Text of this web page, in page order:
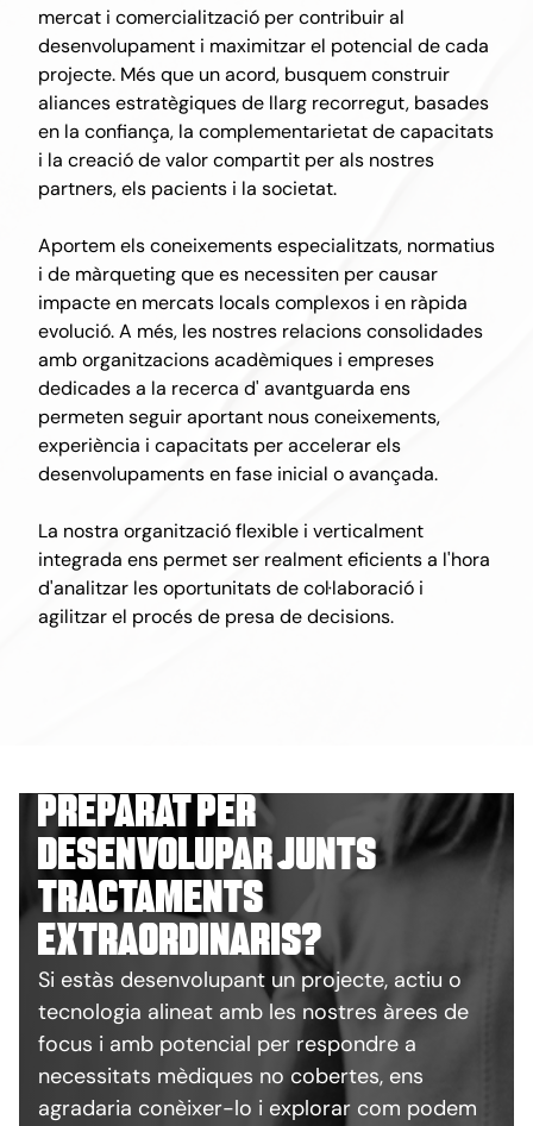
mercat i comercialització per contribuir al
desenvolupament i maximitzar el potencial de cada
projecte. Més que un acord, busquem construir
aliances estratègiques de llarg recorregut, basades
en la confiança, la complementarietat de capacitats
i la creació de valor compartit per als nostres
partners, els pacients i la societat.
Aportem els coneixements especialitzats, normatius
i de màrqueting que es necessiten per causar
impacte en mercats locals complexos i en ràpida
evolució. A més, les nostres relacions consolidades
amb organitzacions acadèmiques i empreses
dedicades a la recerca d' avantguarda ens
permeten seguir aportant nous coneixements,
experiència i capacitats per accelerar els
desenvolupaments en fase inicial o avançada.
La nostra organització flexible i verticalment
integrada ens permet ser realment eficients a l'hora
d'analitzar les oportunitats de col·laboració i
agilitzar el procés de presa de decisions.
Preparat per
desenvolupar junts
tractaments
extraordinaris?
Si estàs desenvolupant un projecte, actiu o
tecnologia alineat amb les nostres àrees de
focus i amb potencial per respondre a
necessitats mèdiques no cobertes, ens
agradaria conèixer-lo i explorar com podem